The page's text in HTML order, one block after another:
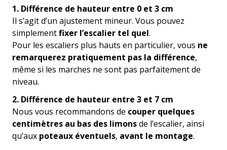
1. Différence de hauteur entre 0 et 3 cm
Il s’agit d’un ajustement mineur. Vous pouvez
simplementfixer l’escalier tel quel.
Pour les escaliers plus hauts en particulier, vous ne
remarquerez pratiquement pas la différence,
même si les marches ne sont pas parfaitement de
niveau.
2. Différence de hauteur entre 3 et 7 cm
Nous vous recommandons de couper quelques
centimètres au bas des limonsde l’escalier, ainsi
qu’aux poteaux éventuels, avant le montage.